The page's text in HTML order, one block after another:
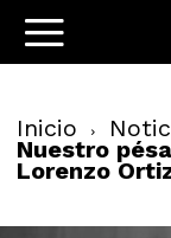
Inicio
Nuestro
Lorenzo